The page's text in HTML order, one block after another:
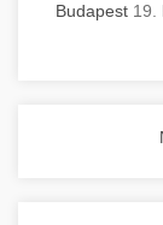
Budapest 19.